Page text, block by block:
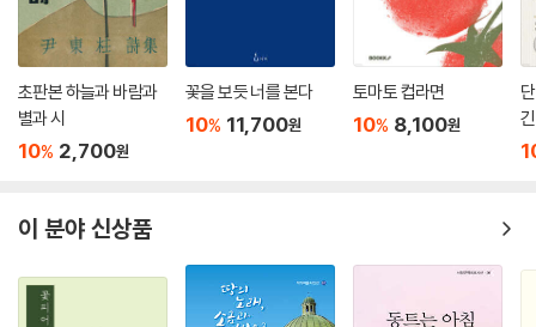
초판본 하늘과 바람과
별과 시
10% 2,700원
꽃을 보듯 너를 본다
10% 11,700원
토마토 컵라면
10% 8,100원
이 분야 신상품